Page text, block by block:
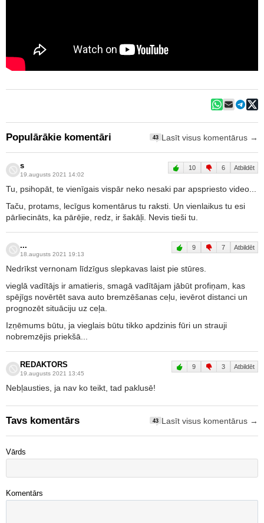
Populārākie komentāri 43 Lasīt visus komentārus →
s
19.augusts 2021 14:02
10 6 Atbildēt
Tu, psihopāt, te vienīgais vispār neko nesaki par apspriesto video...
Taču, protams, lecīgus komentārus tu raksti. Un vienlaikus tu esi
pārliecināts, ka pārējie, redz, ir šakāļi. Nevis tieši tu.
...
18.augusts 2021 19:13
9 7 Atbildēt
Nedrīkst vernonam līdzīgus slepkavas laist pie stūres.
vieglā vadītājs ir amatieris, smagā vadītājam jābūt profiņam, kas
spējīgs novērtēt sava auto bremzēšanas ceļu, ievērot distanci un
prognozēt situāciju uz ceļa.
Izņēmums būtu, ja vieglais būtu tikko apdzinis fūri un strauji
nobremzējis priekšā...
REDAKTORS
19.augusts 2021 13:45
9 3 Atbildēt
Nebļausties, ja nav ko teikt, tad paklusē!
Tavs komentārs 43 Lasīt visus komentārus →
Vārds
Komentārs